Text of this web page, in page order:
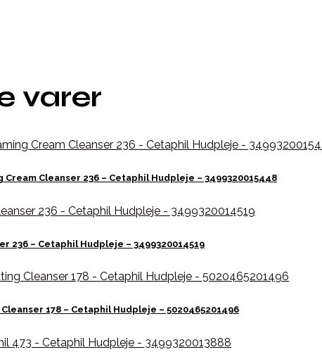
varer
Cleanser 236 – Cetaphil Hudpleje – 3499320015448
236 – Cetaphil Hudpleje – 3499320014519
178 – Cetaphil Hudpleje – 5020465201496